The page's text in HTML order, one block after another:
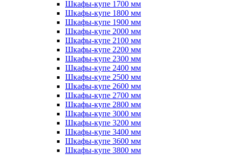
Шкафы-купе 1700 мм
Шкафы-купе 1800 мм
Шкафы-купе 1900 мм
Шкафы-купе 2000 мм
Шкафы-купе 2100 мм
Шкафы-купе 2200 мм
Шкафы-купе 2300 мм
Шкафы-купе 2400 мм
Шкафы-купе 2500 мм
Шкафы-купе 2600 мм
Шкафы-купе 2700 мм
Шкафы-купе 2800 мм
Шкафы-купе 3000 мм
Шкафы-купе 3200 мм
Шкафы-купе 3400 мм
Шкафы-купе 3600 мм
Шкафы-купе 3800 мм